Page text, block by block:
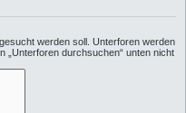
werden soll. Unterforen werden
„Unterforen durchsuchen“ unten nicht